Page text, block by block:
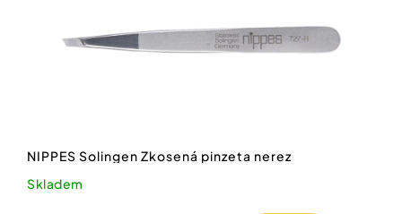
NIPPES Solingen Zkosená pinzeta nerez
Skladem